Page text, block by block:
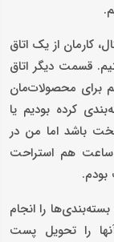
کارمان از یک اتاق
قسمت دیگر اتاق
برای محصولات‌مان
کرده بودیم یا
باشد اما من در
ساعت هم استراحت
بودم.
را انجام
را تحویل پست